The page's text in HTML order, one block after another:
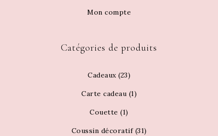
Mon compte
Catégories de produits
Cadeaux (23)
Carte cadeau (1)
Couette (1)
Coussin décoratif (31)